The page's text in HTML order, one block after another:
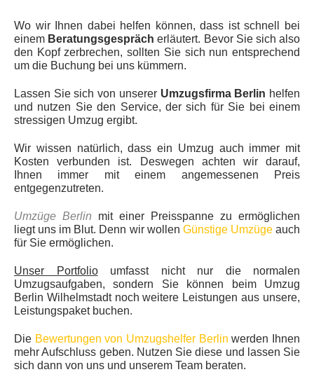
Wo wir Ihnen dabei helfen können, dass ist schnell bei
einem Beratungsgespräch erläutert. Bevor Sie sich also
den Kopf zerbrechen, sollten Sie sich nun entsprechend
um die Buchung bei uns kümmern.
Lassen Sie sich von unserer Umzugsfirma Berlin helfen
und nutzen Sie den Service, der sich für Sie bei einem
stressigen Umzug ergibt.
Wir wissen natürlich, dass ein Umzug auch immer mit
Kosten verbunden ist. Deswegen achten wir darauf,
Ihnen immer mit einem angemessenen Preis
entgegenzutreten.
Umzüge Berlin mit einer Preisspanne zu ermöglichen
liegt uns im Blut. Denn wir wollen Günstige Umzügeauch
für Sie ermöglichen.
Unser Portfolioumfasst nicht nur die normalen
Umzugsaufgaben, sondern Sie können beim Umzug
Berlin Wilhelmstadt noch weitere Leistungen aus unsere,
Leistungspaket buchen.
Die Bewertungen von Umzugshelfer Berlin werden Ihnen
mehr Aufschluss geben. Nutzen Sie diese und lassen Sie
sich dann von uns und unserem Team beraten.